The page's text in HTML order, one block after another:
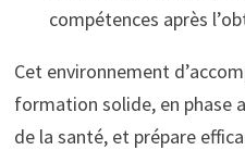
compétences après
Cet environnement
formation solide, en phase
de la santé, et prépare